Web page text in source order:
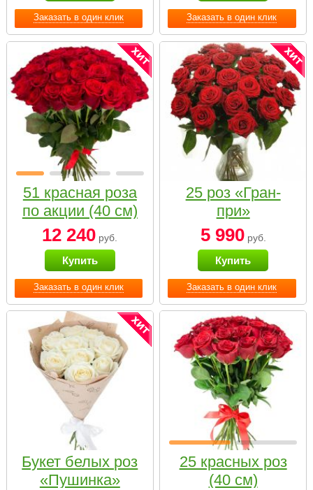
Заказать в один клик Заказать в один клик
Заказать в один клик
51 красная роза
по акции (40 см)
12 240 руб.
Купить
Заказать в один клик
25 роз «Гран-
при»
5 990руб.
Купить
Букет белых роз
«Пушинка»
25 красных роз
(40 см)